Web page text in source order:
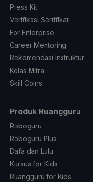
Press Kit
Verifikasi Sertifikat
For Enterprise
Career Mentoring
Rekomendasi Instruktur
Kelas Mitra
Skill Coins
Produk Ruangguru
Roboguru
Roboguru Plus
Dafa dan Lulu
Kursus for Kids
Ruangguru for Kids